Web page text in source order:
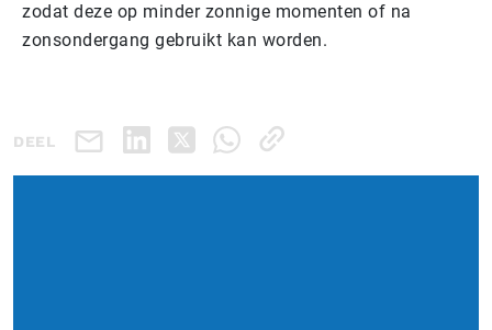
zodat deze op minder zonnige momenten of na
zonsondergang gebruikt kan worden.
DEEL